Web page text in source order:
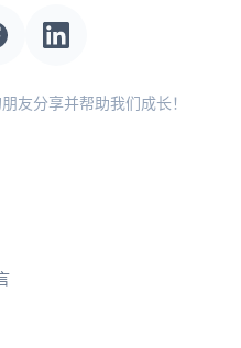
友分享并帮助我们成长！